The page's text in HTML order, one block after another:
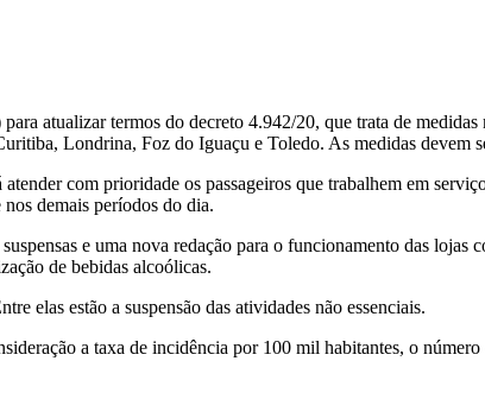
atualizar termos do decreto 4.942/20, que trata de
Londrina, Foz do Iguaçu e Toledo. As medidas devem
com prioridade os passageiros que trabalhem em
demais períodos do dia.
e uma nova redação para o funcionamento das
de bebidas alcoólicas.
elas estão a suspensão das atividades não essenciais.
a taxa de incidência por 100 mil habitantes, o